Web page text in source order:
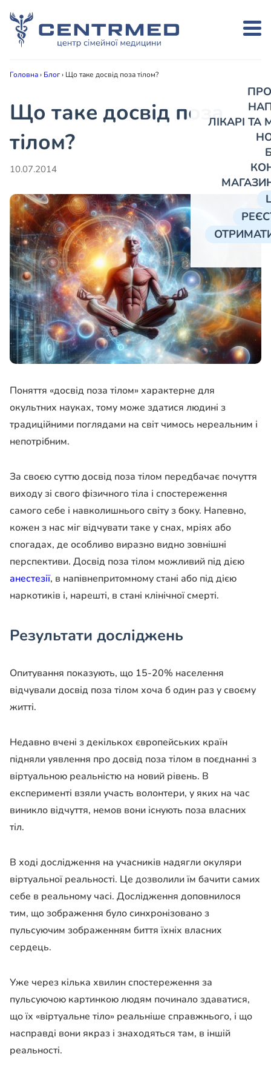
ЛІКАРІ
Головна› Блог› Що таке досвід поза тілом?
Що таке досвід поза
тілом?
10.07.2014
Поняття «досвід поза тілом» характерне для
окультних науках, тому може здатися людині з
традиційними поглядами на світ чимось нереальним і
непотрібним.
За своєю суттю досвід поза тілом передбачає почуття
виходу зі свого фізичного тіла і спостереження
самого себе і навколишнього світу з боку. Напевно,
кожен з нас міг відчувати таке у снах, мріях або
спогадах, де особливо виразно видно зовнішні
перспективи. Досвід поза тілом можливий під дією
анестезії, в напівнепритомному стані або під дією
наркотиків і, нарешті, в стані клінічної смерті.
Результати досліджень
Опитування показують, що 15-20% населення
відчували досвід поза тілом хоча б один раз у своєму
житті.
Недавно вчені з декількох європейських країн
підняли уявлення про досвід поза тілом в поєднанні з
віртуальною реальністю на новий рівень. В
експерименті взяли участь волонтери, у яких на час
виникло відчуття, немов вони існують поза власних
тіл.
В ході дослідження на учасників надягли окуляри
віртуальної реальності. Це дозволили їм бачити самих
себе в реальному часі. Дослідження доповнилося
тим, що зображення було синхронізовано з
пульсуючим зображенням биття їхніх власних
сердець.
Уже через кілька хвилин спостереження за
пульсуючою картинкою людям починало здаватися,
що їх «віртуальне тіло» реальніше справжнього, і що
насправді вони якраз і знаходяться там, в іншій
реальності.